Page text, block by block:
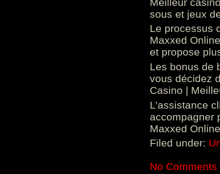
sous et jeux
Le processus
Maxxed
et propose
Les bonus de
vous décidez
Casino |
L’assistance
accompagner
Maxxed
Filed under:
No Comments